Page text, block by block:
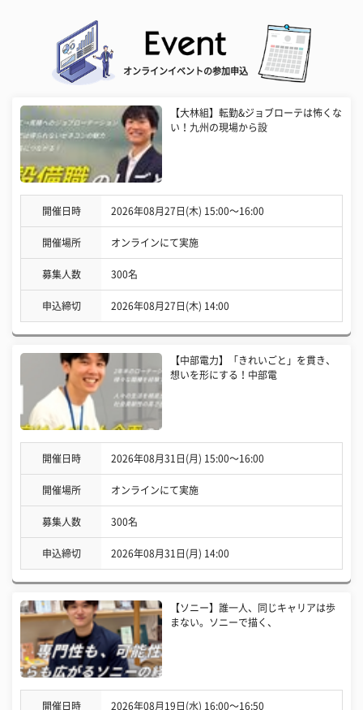
オンラインイベントの参加申込
【大林組】転勤&ジョブローテは怖くな
い！九州の現場から設
開催日時 2026年08月27日(木) 15:00〜16:00
開催場所 オンラインにて実施
募集人数 300名
申込締切 2026年08月27日(木) 14:00
【中部電力】「きれいごと」を貫き、
想いを形にする！中部電
開催日時 2026年08月31日(月) 15:00〜16:00
開催場所 オンラインにて実施
募集人数 300名
申込締切 2026年08月31日(月) 14:00
【ソニー】誰一人、同じキャリアは歩
まない。ソニーで描く、
開催日時 2026年08月19日(水) 16:00〜16:50